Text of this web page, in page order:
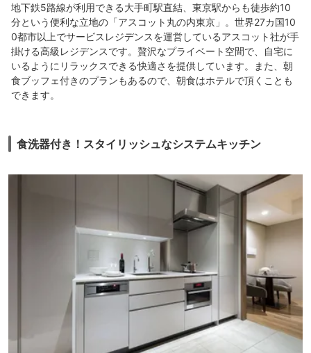
地下鉄5路線が利用できる大手町駅直結、東京駅からも徒歩約10
分という便利な立地の「アスコット丸の内東京」。世界27カ国10
0都市以上でサービスレジデンスを運営しているアスコット社が手
掛ける高級レジデンスです。贅沢なプライベート空間で、自宅に
いるようにリラックスできる快適さを提供しています。また、朝
食ブッフェ付きのプランもあるので、朝食はホテルで頂くことも
できます。
食洗器付き！スタイリッシュなシステムキッチン